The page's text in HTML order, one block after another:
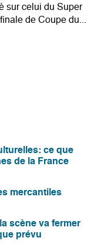
sur celui du Super
de Coupe du...
ce que
de la France
mercantiles
scène va fermer
prévu